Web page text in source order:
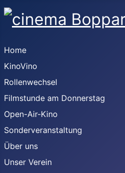
Home
KinoVino
Rollenwechsel
Filmstunde am Donnerstag
Open-Air-Kino
Sonderveranstaltung
Über uns
Unser Verein